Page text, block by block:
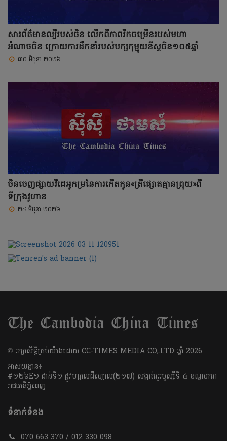
សារព័ត៌មានល្បីរបស់ចិន លើកពីភាពរីកចម្រើនរបស់មហា
អំណាចចិន ក្រោយការដឹកនាំរបស់បក្សកុម្មុយនីស្តចិន១០៥ឆ្នាំ
៣០ មិថុនា ២០២៦
ចិនចេញផ្សាយវីដេអូកម្រនៃការកើតកូន«ត្រីផ្សោតគ្មានព្រុយ»ពី
ទីក្រុងវូហាន
២៤ មិថុនា ២០២៦
​© រក្សា​សិទ្ធិ​គ្រប់​យ៉ាង​ដោយ​ CC-TIMES MEDIA CO,.LTD ឆ្នាំ​ 2026
អាសយដ្ឋាន៖
#១២៦E១ ជាន់ទី១ ផ្លូវហ្សាលដឺហ្គោល(២១៧) សង្កាត់អូរឫស្សីទី ៤ ខណ្ឌមករា
រាជធានីភ្នំពេញ
ទំនាក់ទំនង
070 663 370 / 012 330 098